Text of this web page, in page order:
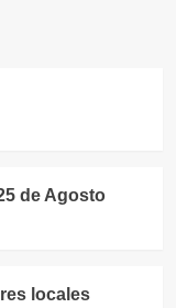
de Agosto
locales